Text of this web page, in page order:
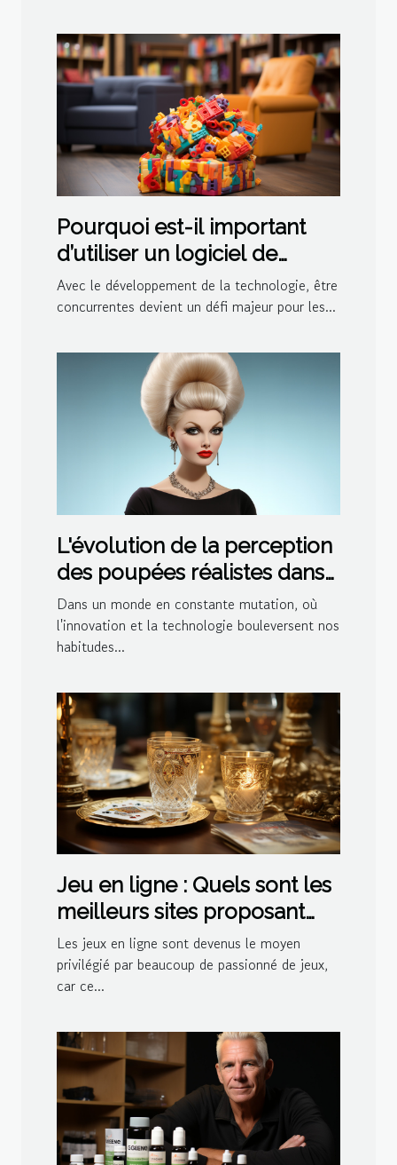
Pourquoi est-il important
d’utiliser un logiciel de
ludothèque et de
médiathèque pour votre
Avec le développement de la technologie, être
concurrentes devient un défi majeur pour les...
L'évolution de la perception
des poupées réalistes dans
la société moderne
Dans un monde en constante mutation, où
l'innovation et la technologie bouleversent nos
habitudes...
Jeu en ligne : Quels sont les
meilleurs sites proposant
des jeux de belote ?
Les jeux en ligne sont devenus le moyen
privilégié par beaucoup de passionné de jeux,
car ce...